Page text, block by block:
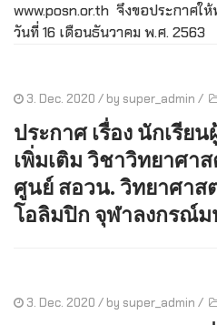
www.posn.or.th จึงขอประกาศ
วันที่ 16 เดือนธันวาคม พ.ศ. 2563
3. Dec. 2020 / by super_admin /
ประกาศ เรื่อง นักเรีย
เพิ่มเติม วิชาวิทยาศา
ศูนย์ สอวน. วิทยาศาส
โอลิมปิก จุฬาลงกรณ์ม
3. Dec. 2020 / by super_admin /